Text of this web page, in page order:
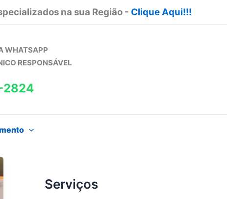
na sua Região - Clique Aqui!!!
WHATSAPP
RESPONSÁVEL
2824
Serviços